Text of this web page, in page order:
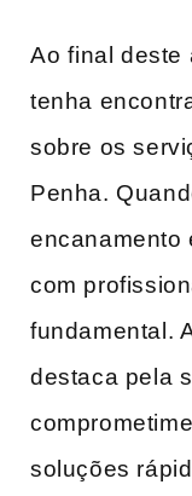
Ao⁣ final deste
tenha
sobre os
Penha.
encanamento
com
fundamental.
destaca pela
soluções‍